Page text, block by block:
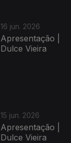
16 jun. 2026
Apresentação |
Dulce Vieira
15 jun. 2026
Apresentação |
Dulce Vieira